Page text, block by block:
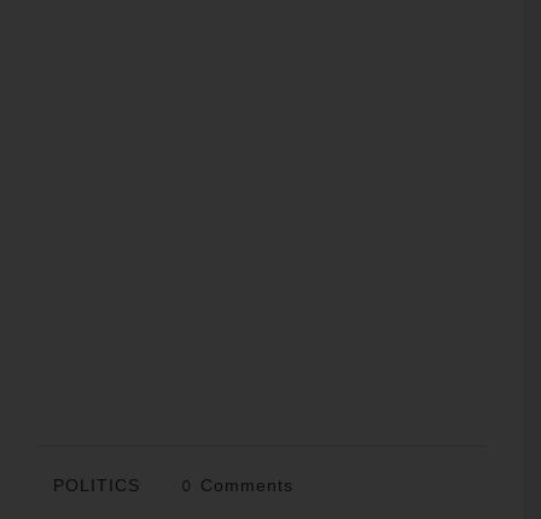
POLITICS 0 Comments